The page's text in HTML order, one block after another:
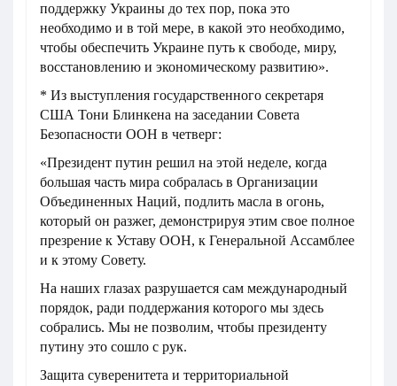
поддержку Украины до тех пор, пока это
необходимо и в той мере, в какой это необходимо,
чтобы обеспечить Украине путь к свободе, миру,
восстановлению и экономическому развитию».
* Из выступления государственного секретаря
США Тони Блинкена на заседании Совета
Безопасности ООН в четверг:
«Президент путин решил на этой неделе, когда
большая часть мира собралась в Организации
Объединенных Наций, подлить масла в огонь,
который он разжег, демонстрируя этим свое полное
презрение к Уставу ООН, к Генеральной Ассамблее
и к этому Совету.
На наших глазах разрушается сам международный
порядок, ради поддержания которого мы здесь
собрались. Мы не позволим, чтобы президенту
путину это сошло с рук.
Защита суверенитета и территориальной